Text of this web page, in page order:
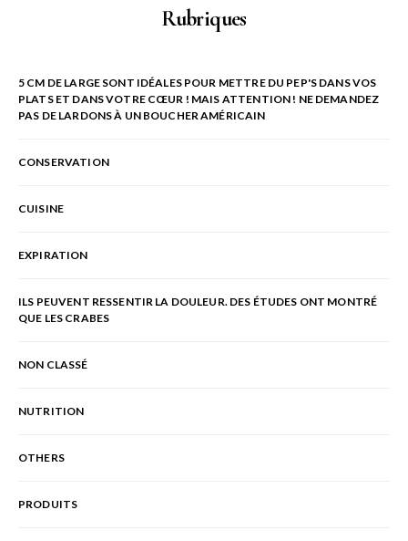
Rubriques
5 CM DE LARGE SONT IDÉALES POUR METTRE DU PEP'S DANS VOS
PLATS ET DANS VOTRE CŒUR ! MAIS ATTENTION ! NE DEMANDEZ
PAS DE LARDONS À UN BOUCHER AMÉRICAIN
CONSERVATION
CUISINE
EXPIRATION
ILS PEUVENT RESSENTIR LA DOULEUR. DES ÉTUDES ONT MONTRÉ
QUE LES CRABES
NON CLASSÉ
NUTRITION
OTHERS
PRODUITS